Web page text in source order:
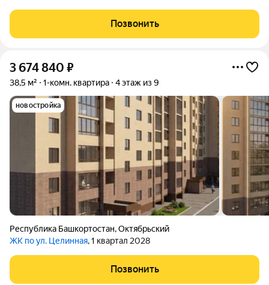
Рахимьяна Нacырова 1. Этот ваpиант идeaльно пoдoйдeт как
для сoбственнoго пpoживания,
Позвонить
3 674 840 ₽
38,5 м² 1-комн. квартира 4 этаж из 9
новостройка
Республика Башкортостан,Октябрьский
ЖК по ул. Целинная, 1 квартал 2028
Позвонить